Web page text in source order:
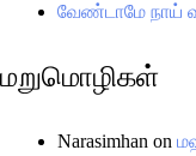
வேண்டாமே நாய்
மறுமொழிகள்
Narasimhan on